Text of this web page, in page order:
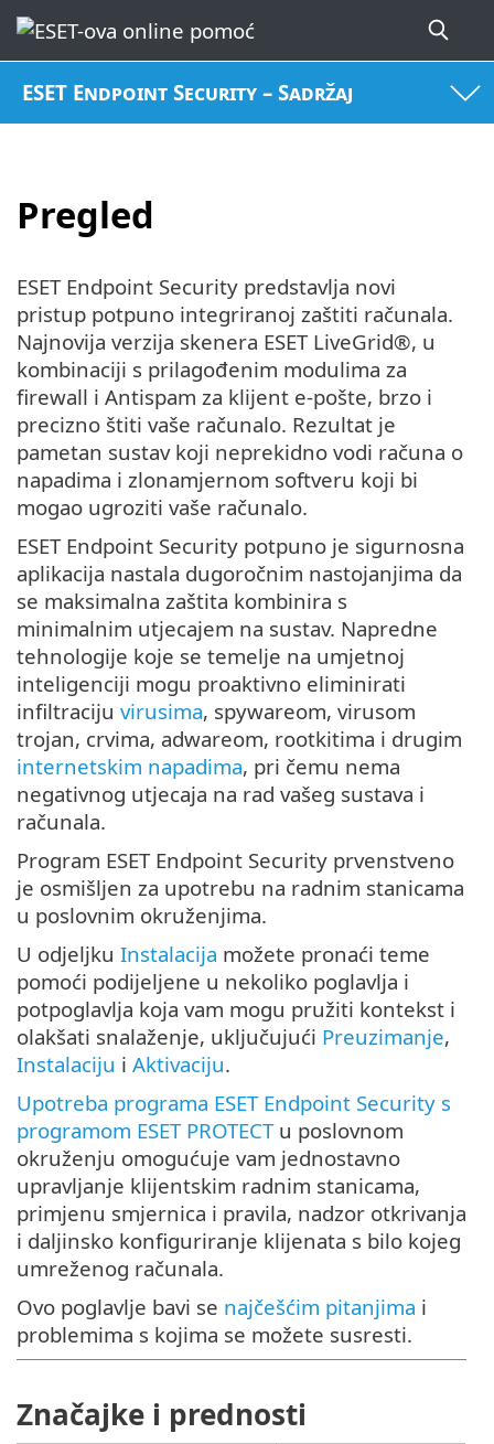
ESET Endpoint Security – Sadržaj
Pregled
ESET Endpoint Security predstavlja novi
pristup potpuno integriranoj zaštiti računala.
Najnovija verzija skenera ESET LiveGrid®, u
kombinaciji s prilagođenim modulima za
firewall i Antispam za klijent e-pošte, brzo i
precizno štiti vaše računalo. Rezultat je
pametan sustav koji neprekidno vodi računa o
napadima i zlonamjernom softveru koji bi
mogao ugroziti vaše računalo.
ESET Endpoint Security potpuno je sigurnosna
aplikacija nastala dugoročnim nastojanjima da
se maksimalna zaštita kombinira s
minimalnim utjecajem na sustav. Napredne
tehnologije koje se temelje na umjetnoj
inteligenciji mogu proaktivno eliminirati
infiltraciju virusima, spywareom, virusom
trojan, crvima, adwareom, rootkitima i drugim
internetskim napadima, pri čemu nema
negativnog utjecaja na rad vašeg sustava i
računala.
Program ESET Endpoint Security prvenstveno
je osmišljen za upotrebu na radnim stanicama
u poslovnim okruženjima.
U odjeljku Instalacija možete pronaći teme
pomoći podijeljene u nekoliko poglavlja i
potpoglavlja koja vam mogu pružiti kontekst i
olakšati snalaženje, uključujući Preuzimanje,
Instalaciju i Aktivaciju.
Upotreba programa ESET Endpoint Security s
programom ESET PROTECTu poslovnom
okruženju omogućuje vam jednostavno
upravljanje klijentskim radnim stanicama,
primjenu smjernica i pravila, nadzor otkrivanja
i daljinsko konfiguriranje klijenata s bilo kojeg
umreženog računala.
Ovo poglavlje bavi se najčešćim pitanjima i
problemima s kojima se možete susresti.
Značajke i prednosti